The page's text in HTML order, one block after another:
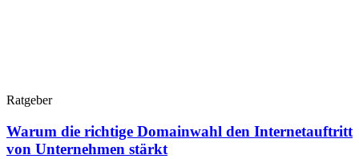
Ratgeber
Warum die richtige Domainwahl den Internetauftritt
von Unternehmen stärkt